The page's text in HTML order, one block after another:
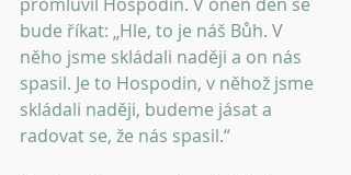
bude říkat: „Hle, to je náš Bůh. V
něho jsme skládali naději a on nás
spasil. Je to Hospodin, v něhož jsme
skládali naději, budeme jásat a
radovat se, že nás spasil.“